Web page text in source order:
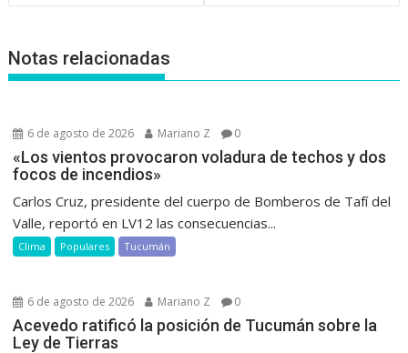
Notas relacionadas
6 de agosto de 2026 Mariano Z 0
«Los vientos provocaron voladura de techos y dos
focos de incendios»
Carlos Cruz, presidente del cuerpo de Bomberos de Tafí del
Valle, reportó en LV12 las consecuencias...
Clima Populares Tucumán
6 de agosto de 2026 Mariano Z 0
Acevedo ratificó la posición de Tucumán sobre la
Ley de Tierras